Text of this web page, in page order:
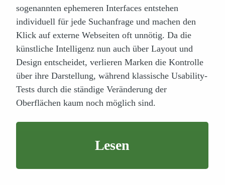
sogenannten ephemeren Interfaces entstehen
individuell für jede Suchanfrage und machen den
Klick auf externe Webseiten oft unnötig. Da die
künstliche Intelligenz nun auch über Layout und
Design entscheidet, verlieren Marken die Kontrolle
über ihre Darstellung, während klassische Usability-
Tests durch die ständige Veränderung der
Oberflächen kaum noch möglich sind.
Lesen